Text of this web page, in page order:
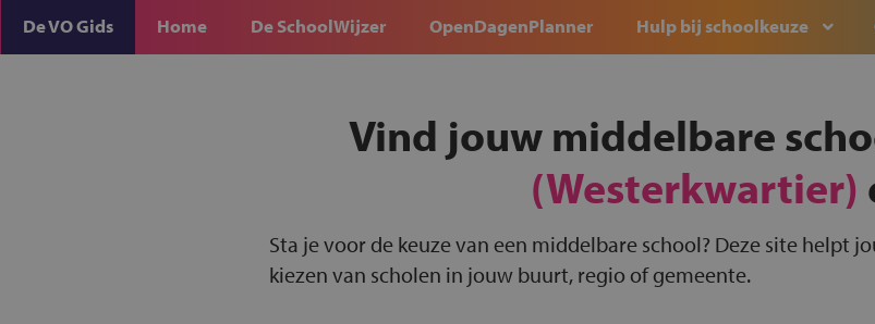
De VO Gids Home De SchoolWijzer OpenDagenPlanner Hulp bij schoolkeuze
Vind jouw middelbare
(Westerkwartier)
Sta je voor de keuze van een middelbare school? Deze site helpt
kiezen van scholen in jouw buurt, regio of gemeente.